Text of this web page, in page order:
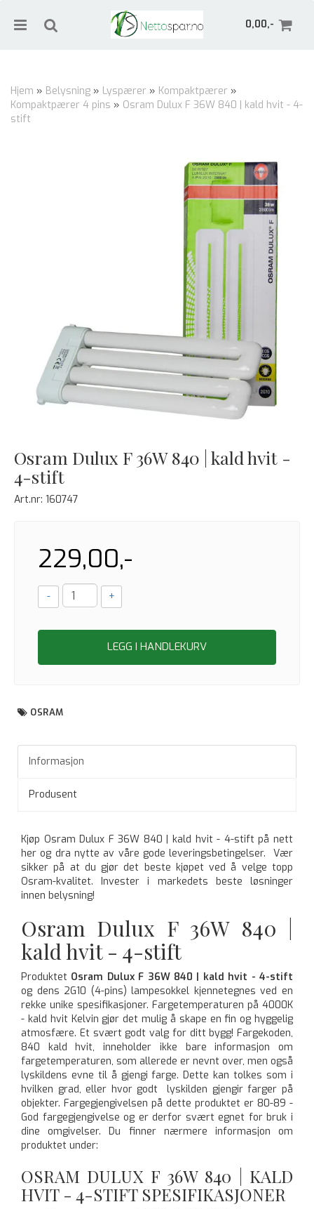
0,00,-
Hjem » Belysning » Lyspærer » Kompaktpærer »
Kompaktpærer 4 pins » Osram Dulux F 36W 840 | kald hvit - 4-
stift
Osram Dulux F 36W 840 | kald hvit -
4-stift
Art.nr: 160747
229,00,-
- +
LEGG I HANDLEKURV
OSRAM
Informasjon
Produsent
Kjøp Osram Dulux F 36W 840 | kald hvit - 4-stift på nett
her og dra nytte av våre gode leveringsbetingelser. Vær
sikker på at du gjør det beste kjøpet ved å velge topp
Osram-kvalitet. Invester i markedets beste løsninger
innen belysning!
Osram Dulux F 36W 840 |
kald hvit - 4-stift
Produktet Osram Dulux F 36W 840 | kald hvit - 4-stift
og dens 2G10 (4-pins) lampesokkel kjennetegnes ved en
rekke unike spesifikasjoner. Fargetemperaturen på 4000K
- kald hvit Kelvin gjør det mulig å skape en fin og hyggelig
atmosfære. Et svært godt valg for ditt bygg! Fargekoden,
840 kald hvit, inneholder ikke bare informasjon om
fargetemperaturen, som allerede er nevnt over, men også
lyskildens evne til å gjengi farge. Dette kan tolkes som i
hvilken grad, eller hvor godt lyskilden gjengir farger på
objekter. Fargegjengivelsen på dette produktet er 80-89 -
God fargegjengivelse og er derfor svært egnet for bruk i
dine omgivelser. Du finner nærmere informasjon om
produktet under:
OSRAM DULUX F 36W 840 | KALD
HVIT - 4-STIFT SPESIFIKASJONER